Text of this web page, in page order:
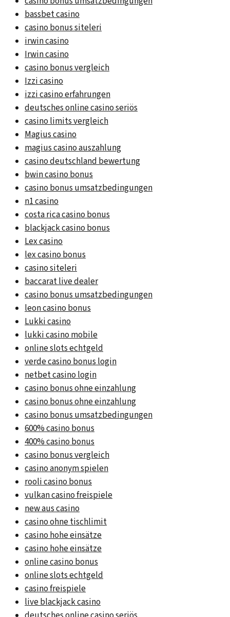
bassbet casino
casino bonus siteleri
irwin casino
Irwin casino
casino bonus vergleich
Izzi casino
izzi casino erfahrungen
deutsches online casino seriös
casino limits vergleich
Magius casino
magius casino auszahlung
casino deutschland bewertung
bwin casino bonus
casino bonus umsatzbedingungen
n1 casino
costa rica casino bonus
blackjack casino bonus
Lex casino
lex casino bonus
casino siteleri
baccarat live dealer
casino bonus umsatzbedingungen
leon casino bonus
Lukki casino
lukki casino mobile
online slots echtgeld
verde casino bonus login
netbet casino login
casino bonus ohne einzahlung
casino bonus ohne einzahlung
casino bonus umsatzbedingungen
600% casino bonus
400% casino bonus
casino bonus vergleich
casino anonym spielen
rooli casino bonus
vulkan casino freispiele
new aus casino
casino ohne tischlimit
casino hohe einsätze
casino hohe einsätze
online casino bonus
online slots echtgeld
casino freispiele
live blackjack casino